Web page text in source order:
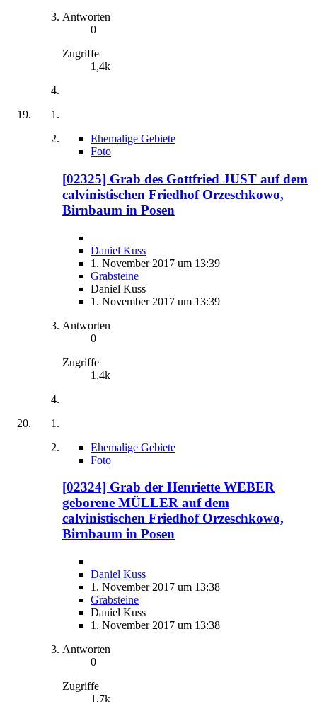
Antworten
0
Zugriffe
1,4k
Ehemalige Gebiete
Foto
[02325] Grab des Gottfried JUST auf dem
calvinistischen Friedhof Orzeschkowo,
Birnbaum in Posen
Daniel Kuss
1. November 2017 um 13:39
Grabsteine
Daniel Kuss
1. November 2017 um 13:39
Antworten
0
Zugriffe
1,4k
Ehemalige Gebiete
Foto
[02324] Grab der Henriette WEBER
geborene MÜLLER auf dem
calvinistischen Friedhof Orzeschkowo,
Birnbaum in Posen
Daniel Kuss
1. November 2017 um 13:38
Grabsteine
Daniel Kuss
1. November 2017 um 13:38
Antworten
0
Zugriffe
1,7k